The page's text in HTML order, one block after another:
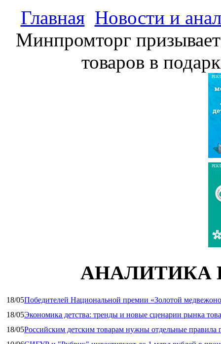
Главная Новости и
Минпромторг
товаров в
АНАЛИТИКА
18/05Победителей Национальной премии «Золотой
18/05Экономика детства: тренды и новые сценарии рынка
18/05Российским детским товарам нужны отдельные правила